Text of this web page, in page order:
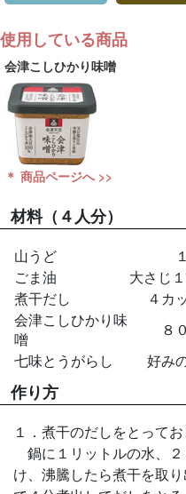
使用している商品
会津こしひかり味噌
＊ 商品ページへ >>
材料（４人分）
山うど
ごま油
大さじ
煮干だし
４カ
会津こしひかり味
噌
８
七味とうがらし
好み
作り方
１．煮干のだしをとってお
鍋に１リットルの水、
け、沸騰したら煮干を取